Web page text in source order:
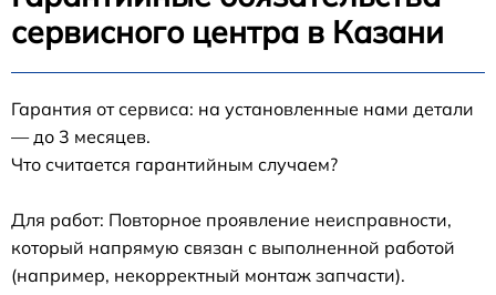
сервисного центра в Казани
Гарантия от сервиса: на установленные нами детали
— до 3 месяцев.
Что считается гарантийным случаем?
Для работ: Повторное проявление неисправности,
который напрямую связан с выполненной работой
(например, некорректный монтаж запчасти).